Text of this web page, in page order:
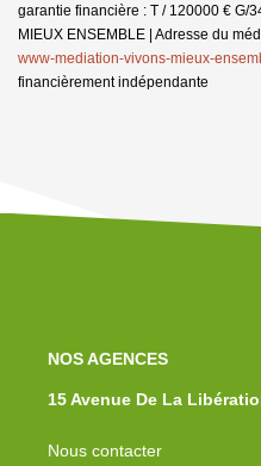
garantie financière : T / 120000 € G/
MIEUX ENSEMBLE | Adresse du
www-mediation-vivons-mieux-
financièrement indépendante
NOS AGENCES
15 Avenue De La
Nous contacter